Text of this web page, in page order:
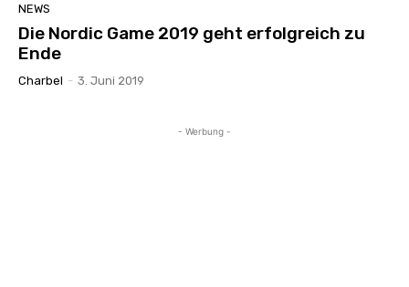
NEWS
Die Nordic Game 2019 geht erfolgreich zu
Ende
Charbel - 3. Juni 2019
- Werbung -